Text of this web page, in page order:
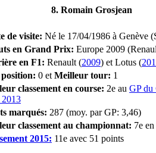
8. Romain Grosjean
de visite: Né le 17/04/1986 à Genève
en Grand Prix: Europe 2009
en F1: Renault (2009) et Lotus (
0 et Meilleur tour: 1
classement en course: 2e au GP du
marqués: 287 (moy. par GP: 3,46)
classement au championnat: 7e
2015: 11e avec 51 points